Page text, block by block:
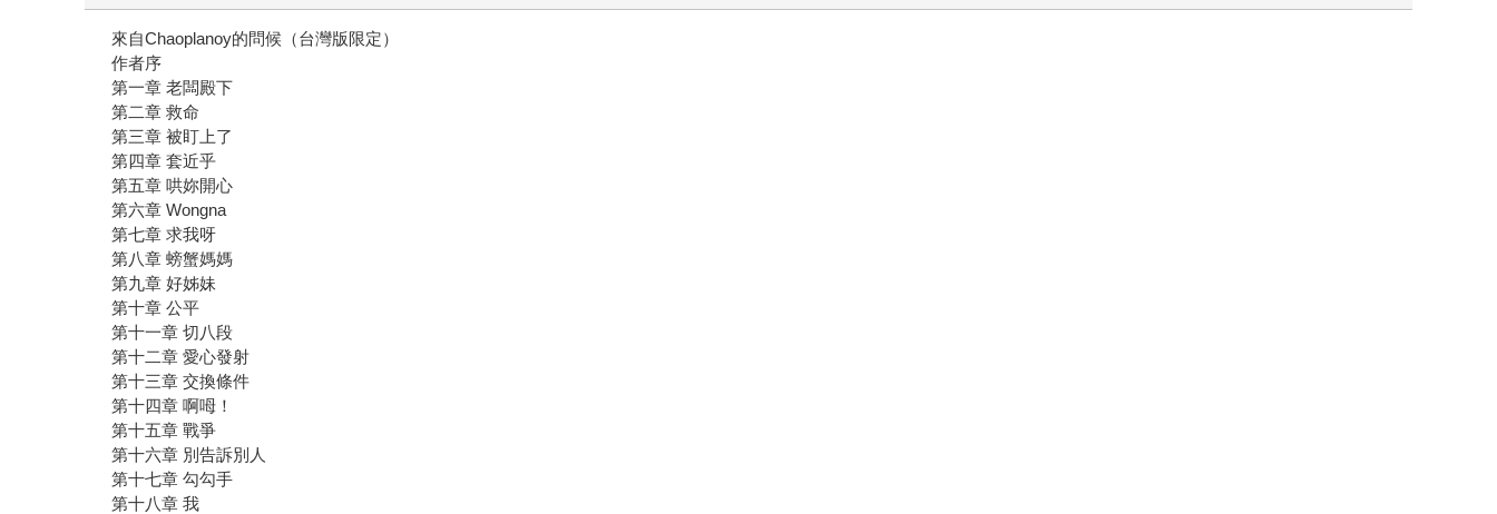
來自Chaoplanoy的問候（台灣版限定）
作者序
第一章 老闆殿下
第二章 救命
第三章 被盯上了
第四章 套近乎
第五章 哄妳開心
第六章 Wongna
第七章 求我呀
第八章 螃蟹媽媽
第九章 好姊妹
第十章 公平
第十一章 切八段
第十二章 愛心發射
第十三章 交換條件
第十四章 啊呣！
第十五章 戰爭
第十六章 別告訴別人
第十七章 勾勾手
第十八章 我